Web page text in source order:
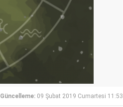
Güncelleme: 09 Şubat 2019 Cumartesi 11:53